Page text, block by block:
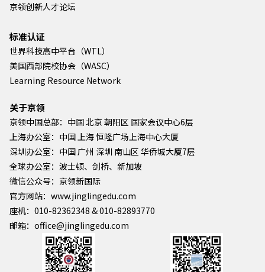
京领创新人才论坛
标准认证
世界科技高中平台（WTL）
美国西部院校协会（WASC）
Learning Resource Network
关于京领
京领中国总部：中国 北京 朝阳区 国家会议中心6层
上海办公室：中国 上海 恒隆广场上海中心大厦
深圳办公室：中国 广州 深圳 南山区 华侨城大厦7层
全球办公室：波士顿、剑桥、新加坡
微信公众号：京领新国际
官方网站：www.jinglingedu.com
座机：010-82362348 & 010-82893770
邮箱：office@jinglingedu.com